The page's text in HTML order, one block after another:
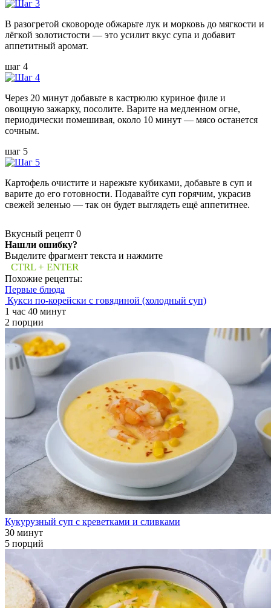
В разогретой сковороде обжарьте лук и морковь до мягкости и
лёгкой золотистости — это усилит вкус супа и добавит
аппетитный аромат.
шаг 4
Через 20 минут добавьте в кастрюлю куриное филе и
овощную зажарку, посолите. Варите на медленном огне,
периодически помешивая, около 10 минут — мясо останется
сочным.
шаг 5
Картофель очистите и нарежьте кубиками, добавьте в суп и
варите до его готовности. Подавайте суп горячим, украсив
свежей зеленью — так он будет выглядеть ещё аппетитнее.
Вкусный рецепт 0
Нашли ошибку?
Выделите фрагмент текста и нажмите
CTRL + ENTER
Похожие рецепты:
Первые блюда
Кукси по-корейски с говядиной (холодный суп)
1 час 40 минут
2 порции
Кукурузный суп с креветками и сливками
30 минут
5 порций